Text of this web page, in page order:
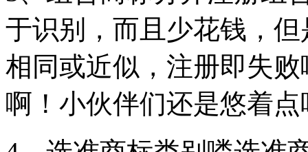
于识别，而且少花钱，
相同或近似，注册即失
啊！小伙伴们还是悠着